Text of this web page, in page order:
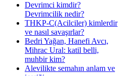
Devrimci kimdir?
Devrimcilik nedir?
THKP-C(Acilciler) kimlerdir
ve nasıl savaşırlar?
Bedri Yağan, Hanefi Avcı,
Mihrac Ural: katil belli,
muhbir kim?
Alevilikte semahın anlam ve